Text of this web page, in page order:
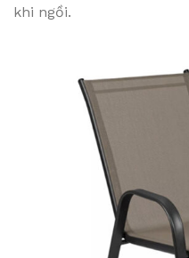
khi ngồi.